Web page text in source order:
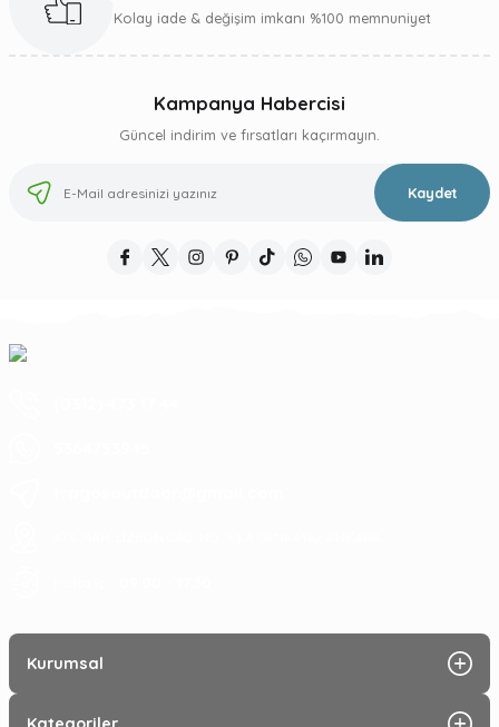
Kolay iade & değişim imkanı %100 memnuniyet
Kampanya Habercisi
Güncel indirim ve fırsatları kaçırmayın.
Kaydet
Kurumsal